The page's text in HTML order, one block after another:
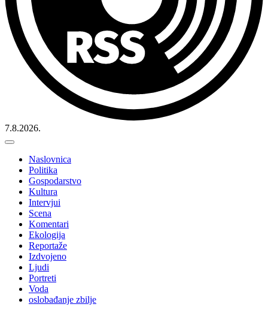
7.8.2026.
Naslovnica
Politika
Gospodarstvo
Kultura
Intervjui
Scena
Komentari
Ekologija
Reportaže
Izdvojeno
Ljudi
Portreti
Voda
oslobađanje zbilje